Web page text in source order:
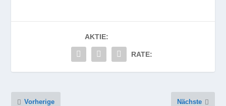
AKTIE:
RATE:
Vorherige Nächste